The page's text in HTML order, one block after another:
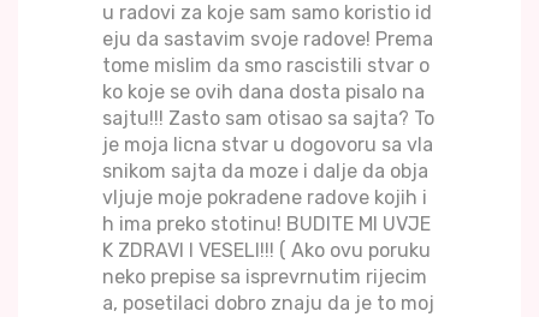
u radovi za koje sam samo koristio id
eju da sastavim svoje radove! Prema
tome mislim da smo rascistili stvar o
ko koje se ovih dana dosta pisalo na
sajtu!!! Zasto sam otisao sa sajta? To
je moja licna stvar u dogovoru sa vla
snikom sajta da moze i dalje da obja
vljuje moje pokradene radove kojih i
h ima preko stotinu! BUDITE MI UVJE
K ZDRAVI I VESELI!!! ( Ako ovu poruku
neko prepise sa isprevrnutim rijecim
a, posetilaci dobro znaju da je to moj